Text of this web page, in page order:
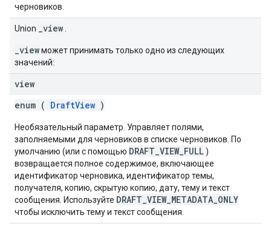
черновиков.
Union _view
_viewможет принимать только одно из следующих
значений:
view
enum ( DraftView )
Необязательный параметр. Управляет полями,
заполняемыми для черновиков в списке черновиков. По
умолчанию (или с помощью DRAFT_VIEW_FULL)
возвращается полное содержимое, включающее
идентификатор черновика, идентификатор темы,
получателя, копию, скрытую копию, дату, тему и текст
сообщения. Используйте DRAFT_VIEW_METADATA_ONLY
чтобы исключить тему и текст сообщения.